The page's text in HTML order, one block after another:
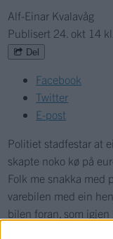
Alf-Einar Kvalavåg
Publisert 24. okt 14
Del
Facebook
Twitter
E-post
Politiet stadfestar at
skapte noko kø på
Folk me snakka med
varebilen med ein
bilen foran, som
Politiet tok seg av